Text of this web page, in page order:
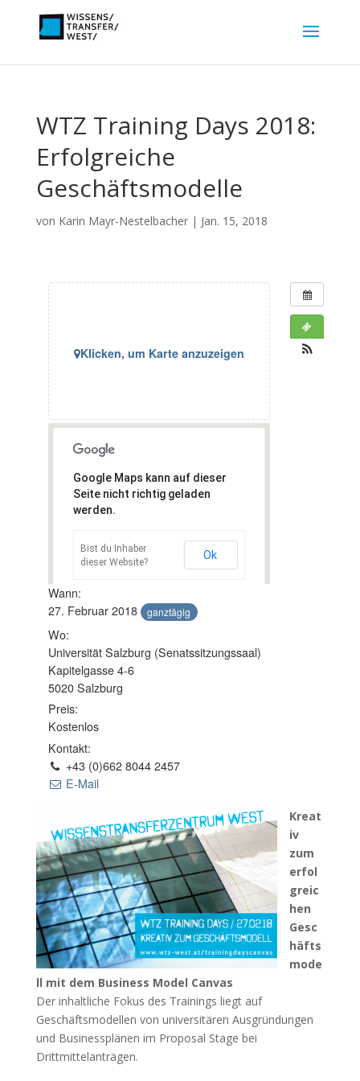
WTZ Training Days 2018:
Erfolgreiche
Geschäftsmodelle
von Karin Mayr-Nestelbacher| Jan. 15, 2018
Klicken, um Karte anzuzeigen
Google Maps kann auf dieser
Seite nicht richtig geladen
werden.
Bist du Inhaber
dieser Website?
Ok
Wann:
27. Februar 2018
ganztägig
Wo:
Universität Salzburg (Senatssitzungssaal)
Kapitelgasse 4-6
5020 Salzburg
Preis:
Kostenlos
Kontakt:
+43 (0)662 8044 2457
E-Mail
Kreat
iv
zum
erfol
greic
hen
Gesc
häfts
mode
ll mit dem Business Model Canvas
Der inhaltliche Fokus des Trainings liegt auf
Geschäftsmodellen von universitären Ausgründungen
und Businessplänen im Proposal Stage bei
Drittmittelanträgen.